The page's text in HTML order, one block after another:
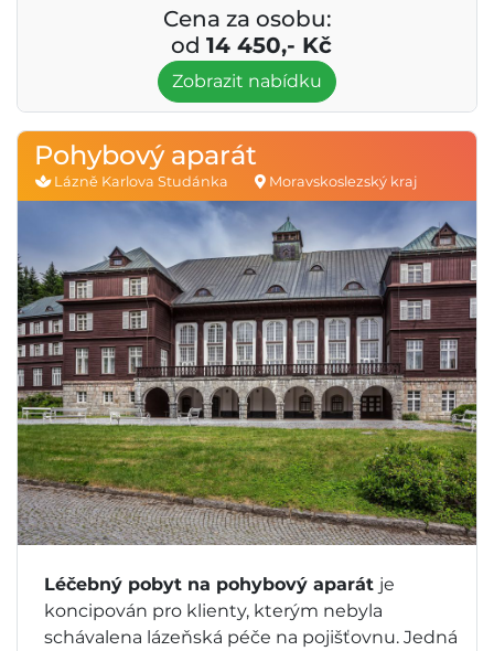
Cena za osobu:
od 14 450,- Kč
Zobrazit nabídku
Pohybový aparát
Lázně Karlova Studánka Moravskoslezský kraj
Léčebný pobyt na pohybový aparát je
koncipován pro klienty, kterým nebyla
schávalena lázeňská péče na pojišťovnu. Jedná